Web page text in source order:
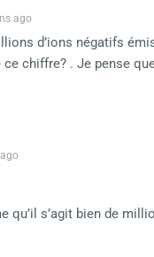
ago
d’ions négatifs
chiffre? . Je pense
qu’il s’agit bien de